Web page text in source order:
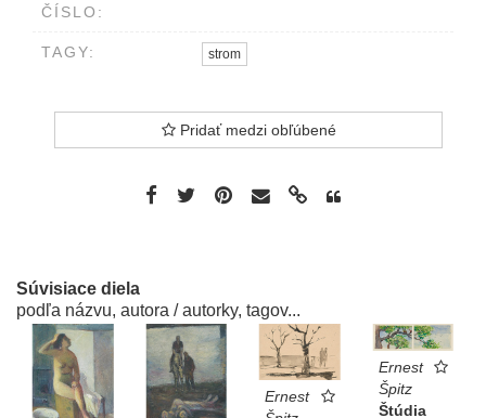
ČÍSLO:
TAGY: strom
Pridať medzi obľúbené
Súvisiace diela
podľa názvu, autora / autorky, tagov...
Ernest
Ernest
Špitz
Štúdia